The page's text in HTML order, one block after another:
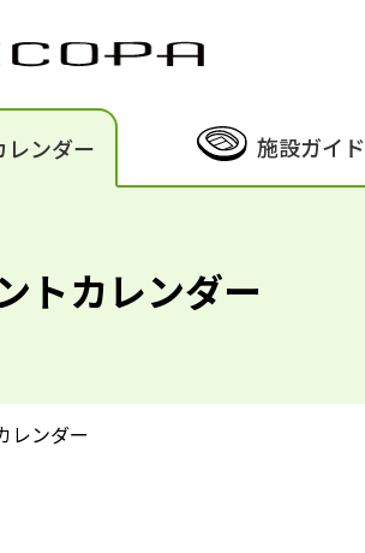
レンダー 施設ガイド
トカレンダー
レンダー